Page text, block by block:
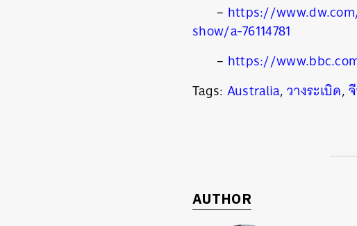
– https://
show/a-76114781
– https://
Tags: Australia,วางระเบิด,
AUTHOR